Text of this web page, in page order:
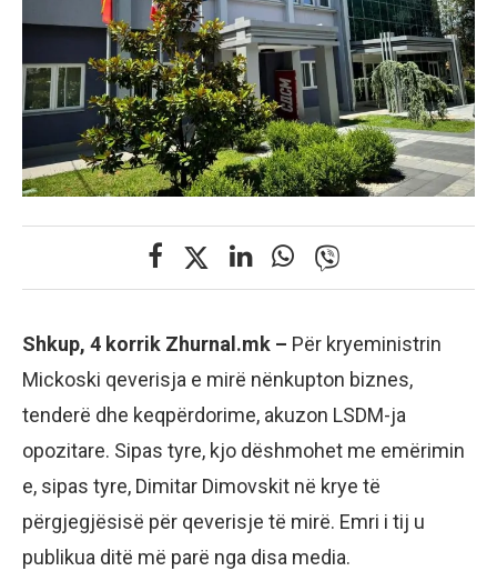
Shkup, 4 korrik Zhurnal.mk – Për kryeministrin
Mickoski qeverisja e mirë nënkupton biznes,
tenderë dhe keqpërdorime, akuzon LSDM-ja
opozitare. Sipas tyre, kjo dëshmohet me emërimin
e, sipas tyre, Dimitar Dimovskit në krye të
përgjegjësisë për qeverisje të mirë. Emri i tij u
publikua ditë më parë nga disa media.